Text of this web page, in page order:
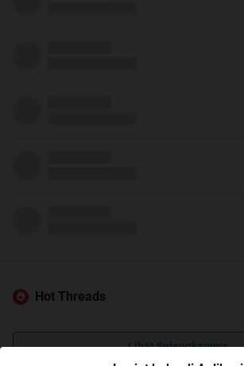
Hot Threads
Lihat Selengkapnya